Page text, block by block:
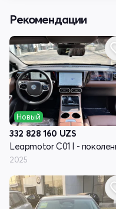
Рекомендации
Новый
332 828 160 UZS
Leapmotor C01 I -
2025